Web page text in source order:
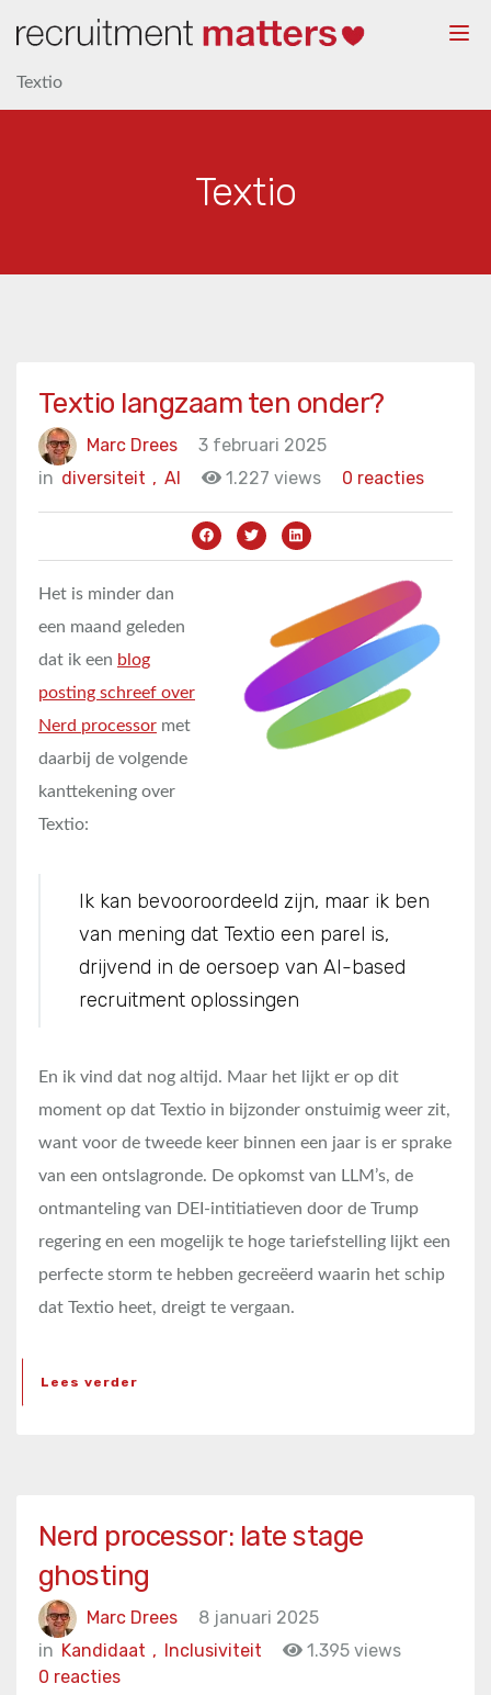
Textio
Textio
Textio langzaam ten onder?
Marc Drees
3 februari 2025
in
AI
diversiteit , 1.227 views 0 reacties
Het is minder dan
een maand geleden
dat ik een blog
posting schreef over
Nerd processor met
daarbij de volgende
kanttekening over
Textio:
Ik kan bevooroordeeld zijn, maar ik ben
van mening dat Textio een parel is,
drijvend in de oersoep van AI-based
recruitment oplossingen
En ik vind dat nog altijd. Maar het lijkt er op dit
moment op dat Textio in bijzonder onstuimig weer zit,
want voor de tweede keer binnen een jaar is er sprake
van een ontslagronde. De opkomst van LLM’s, de
ontmanteling van DEI-intitiatieven door de Trump
regering en een mogelijk te hoge tariefstelling lijkt een
perfecte storm te hebben gecreëerd waarin het schip
dat Textio heet, dreigt te vergaan.
Lees verder
Nerd processor: late stage
ghosting
Marc Drees
8 januari 2025
in
Inclusiviteit
Kandidaat ,
1.395 views
0 reacties